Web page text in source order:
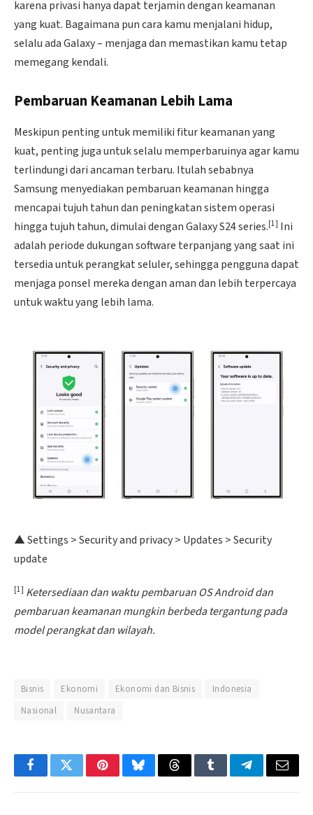
karena privasi hanya dapat terjamin dengan keamanan
yang kuat. Bagaimana pun cara kamu menjalani hidup,
selalu ada Galaxy – menjaga dan memastikan kamu tetap
memegang kendali.
Pembaruan Keamanan Lebih Lama
Meskipun penting untuk memiliki fitur keamanan yang
kuat, penting juga untuk selalu memperbaruinya agar kamu
terlindungi dari ancaman terbaru. Itulah sebabnya
Samsung menyediakan pembaruan keamanan hingga
mencapai tujuh tahun dan peningkatan sistem operasi
hingga tujuh tahun, dimulai dengan Galaxy S24 series.[1] Ini
adalah periode dukungan software terpanjang yang saat ini
tersedia untuk perangkat seluler, sehingga pengguna dapat
menjaga ponsel mereka dengan aman dan lebih terpercaya
untuk waktu yang lebih lama.
▲ Settings > Security and privacy > Updates > Security
update
[1] Ketersediaan dan waktu pembaruan OS Android dan
pembaruan keamanan mungkin berbeda tergantung pada
model perangkat dan wilayah.
Bisnis Ekonomi Ekonomi dan Bisnis
Indonesia
Nasional
Nusantara
FacebookTwitterPinterestBlueskyThreadsTumblrTelegramEmail